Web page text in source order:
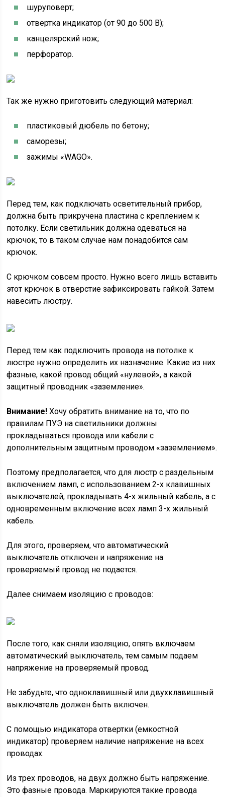
шуруповерт;
отвертка индикатор (от 90 до 500 В);
канцелярский нож;
перфоратор.
Так же нужно приготовить следующий материал:
пластиковый дюбель по бетону;
саморезы;
зажимы «WAGO».
Перед тем, как подключать осветительный прибор,
должна быть прикручена пластина с креплением к
потолку. Если светильник должна одеваться на
крючок, то в таком случае нам понадобится сам
крючок.
С крючком совсем просто. Нужно всего лишь вставить
этот крючок в отверстие зафиксировать гайкой. Затем
навесить люстру.
Перед тем как подключить провода на потолке к
люстре нужно определить их назначение. Какие из них
фазные, какой провод общий «нулевой», а какой
защитный проводник «заземление».
Внимание! Хочу обратить внимание на то, что по
правилам ПУЭ на светильники должны
прокладываться провода или кабели с
дополнительным защитным проводом «заземлением».
Поэтому предполагается, что для люстр с раздельным
включением ламп, с использованием 2-х клавишных
выключателей, прокладывать 4-х жильный кабель, а с
одновременным включение всех ламп 3-х жильный
кабель.
Для этого, проверяем, что автоматический
выключатель отключен и напряжение на
проверяемый провод не подается.
Далее снимаем изоляцию с проводов:
После того, как сняли изоляцию, опять включаем
автоматический выключатель, тем самым подаем
напряжение на проверяемый провод.
Не забудьте, что одноклавишный или двухклавишный
выключатель должен быть включен.
С помощью индикатора отвертки (емкостной
индикатор) проверяем наличие напряжение на всех
проводах.
Из трех проводов, на двух должно быть напряжение.
Это фазные провода. Маркируются такие провода